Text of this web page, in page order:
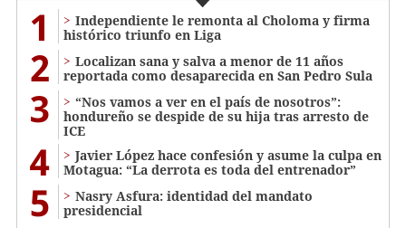
1
Independiente le remonta al Choloma y firma
histórico triunfo en Liga
2
Localizan sana y salva a menor de 11 años
reportada como desaparecida en San Pedro Sula
3
“Nos vamos a ver en el país de nosotros”:
hondureño se despide de su hija tras arresto de
ICE
4
Javier López hace confesión y asume la culpa en
Motagua: “La derrota es toda del entrenador”
5
Nasry Asfura: identidad del mandato
presidencial